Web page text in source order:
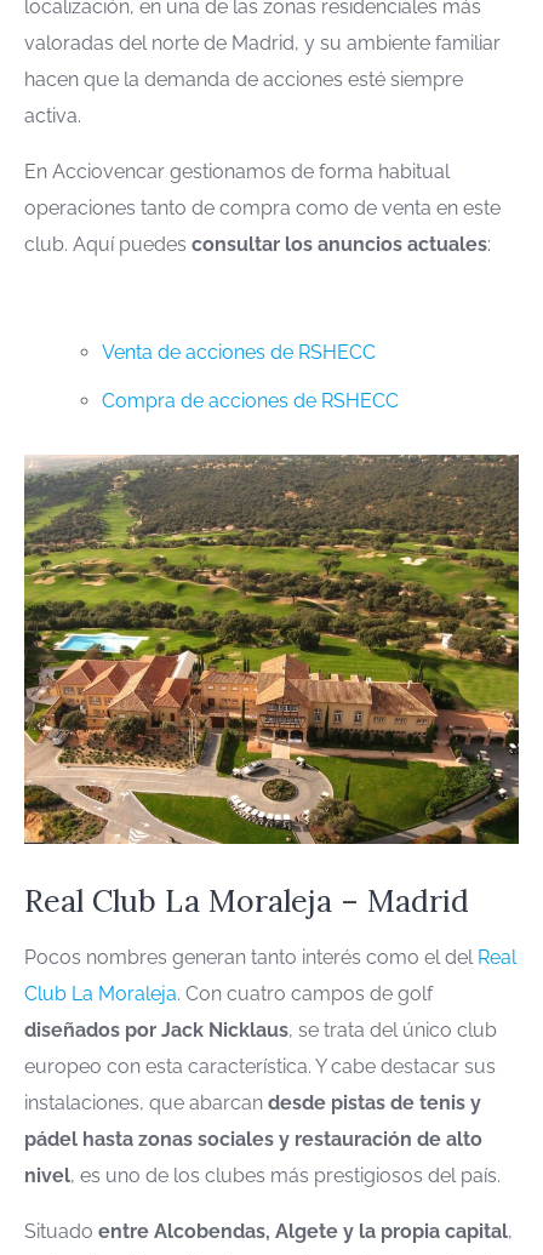
localización, en una de las zonas residenciales más
valoradas del norte de Madrid, y su ambiente familiar
hacen que la demanda de acciones esté siempre
activa.
En Acciovencar gestionamos de forma habitual
operaciones tanto de compra como de venta en este
club. Aquí puedes consultar los anuncios actuales:
Venta de acciones de RSHECC
Compra de acciones de RSHECC
Real Club La Moraleja – Madrid
Pocos nombres generan tanto interés como el del Real
Club La Moraleja. Con cuatro campos de golf
diseñados por Jack Nicklaus, se trata del único club
europeo con esta característica. Y cabe destacar sus
instalaciones, que abarcan desde pistas de tenis y
pádel hasta zonas sociales y restauración de alto
nivel, es uno de los clubes más prestigiosos del país.
Situado entre Alcobendas, Algete y la propia capital,